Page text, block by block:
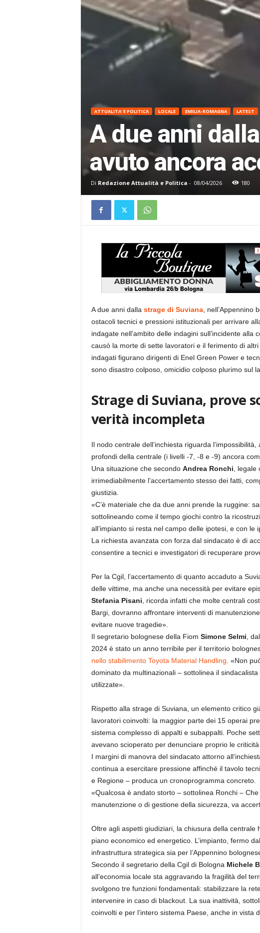
ATTUALITA' E POLITICA LOCALE EMILIA-ROMAGNA LATEST
A due anni
avuto ancora
Di Redazione Attualità e Politica - 08/04/2026 180
A due anni dalla strage di Suviana, nell’Appennino
ostacoli tecnici e pressioni istituzionali per arrivare
indagate nell’ambito delle indagini sull’incidente
causò la morte di sette lavoratori e il ferimento di
indagati figurano dirigenti di Enel Green Power e
sono disastro colposo, omicidio colposo plurimo sul
Strage di Suviana, prove
verità incompleta
Il nodo centrale dell’inchiesta riguarda
profondi della centrale (i livelli -7, -8 e -9) ancora
Una situazione che secondo Andrea Ronchi ,
irrimediabilmente l’accertamento stesso dei fatti,
giustizia.
«C’è materiale che da due anni prende la ruggine:
sottolineando come il tempo giochi contro la
all’impianto si resta nel campo delle ipotesi, e con le
La richiesta avanzata con forza dal sindacato è di
consentire a tecnici e investigatori di recuperare
Per la Cgil, l’accertamento di quanto accaduto a
delle vittime, ma anche una necessità per evitare
Stefania Pisani , ricorda infatti che molte centrali
Bargi, dovranno affrontare interventi di
evitare nuove tragedie».
Il segretario bolognese della Fiom Simone Selmi ,
2024 è stato un anno terribile per il territorio
nello stabilimento Toyota Material Handling . «Non
dominato da multinazionali – sottolinea il
utilizzate».
Rispetto alla strage di Suviana, un elemento critico
lavoratori coinvolti: la maggior parte dei 15 operai
sistema complesso di appalti e subappalti. Poche
avevano scioperato per denunciare proprio le criticità
I margini di manovra del sindacato attorno
continua a esercitare pressione affinché il tavolo
e Regione – produca un cronoprogramma concreto.
«Qualcosa è andato storto – sottolinea Ronchi –
manutenzione o di gestione della sicurezza, va
Oltre agli aspetti giudiziari, la chiusura della
piano economico ed energetico. L’impianto, fermo
infrastruttura strategica sia per l’Appennino
Secondo il segretario della Cgil di Bologna Michele
all’economia locale sta aggravando la fragilità del
svolgono tre funzioni fondamentali: stabilizzare la
intervenire in caso di blackout. La sua inattività,
coinvolti e per l’intero sistema Paese, anche in vista